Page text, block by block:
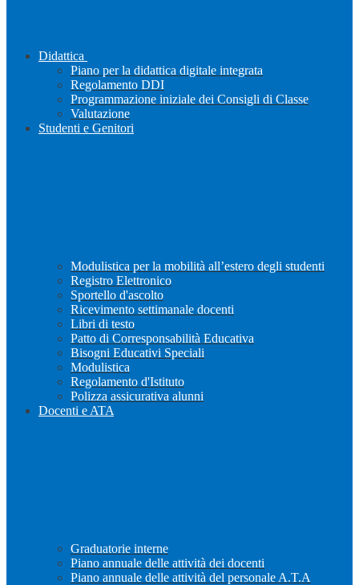
Didattica
Piano per la didattica digitale integrata
Regolamento DDI
Programmazione iniziale dei Consigli di Classe
Valutazione
Studenti e Genitori
Modulistica per la mobilità all’estero degli studenti
Registro Elettronico
Sportello d'ascolto
Ricevimento settimanale docenti
Libri di testo
Patto di Corresponsabilità Educativa
Bisogni Educativi Speciali
Modulistica
Regolamento d'Istituto
Polizza assicurativa alunni
Docenti e ATA
Graduatorie interne
Piano annuale delle attività dei docenti
Piano annuale delle attività del personale A.T.A